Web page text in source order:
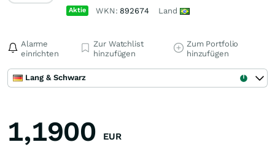
Aktie WKN: 892674 Land
Alarme
einrichten
Zur Watchlist
hinzufügen
Zum Portfolio
hinzufügen
Lang & Schwarz
1,1900 EUR